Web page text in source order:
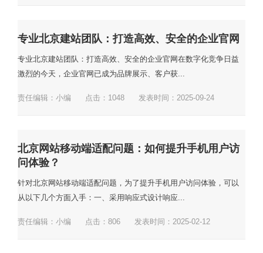
专业北京建站团队：打造高效、安全的企业官网
专业北京建站团队：打造高效、安全的企业官网在数字化竞争日益
激烈的今天，企业官网已成为品牌展示、客户获...
责任编辑：小编 点击： 1048 发表时间：2025-09-24
北京网站移动端适配问题：如何提升手机用户访
问体验？
针对北京网站移动端适配问题，为了提升手机用户访问体验，可以
从以下几个方面入手：一、采用响应式设计响应...
责任编辑：小编 点击： 806 发表时间：2025-02-12